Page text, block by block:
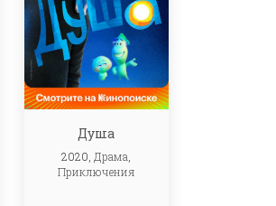
Душа
2020,Драма,
Приключения